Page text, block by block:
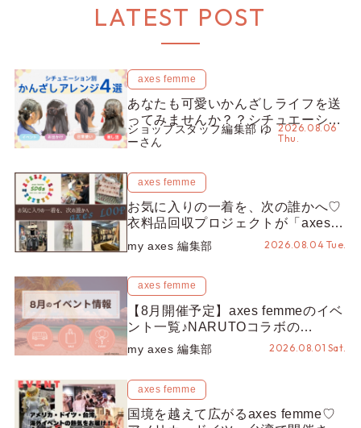
LATEST POST
axes femme
あなたも可愛いかんざしライフを送
ってみませんか？？シチュエーショ
ン別“かんざし”のオススメ【ショッ
プスタッフ編集部】
ショップスタッフ編集部 ゆ
ーさん
2026.08.06
Thu.
axes femme
お気に入りの一着を、次の誰かへ♡
衣料品回収プロジェクトが「axes
LOOP」にアップデート！活用する
とポイントが手に入る◎
my axes 編集部 2026.08.04 Tue.
axes femme
【8月開催予定】axes femmeのイベ
ント一覧♪NARUTOコラボの
REZEN POPUPから、プチYour
Stage.、ティーパーティまで！8月
my axes 編集部 2026.08.01 Sat.
axes femme
国境を越えて広がるaxes femme♡